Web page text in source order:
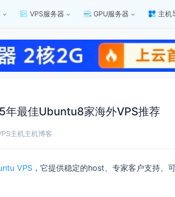
VPS服务器 GPU服务器 主机
最佳Ubuntu8家海外VPS推荐
主机主机博客
VPS ，它提供稳定的host、专家客户支持